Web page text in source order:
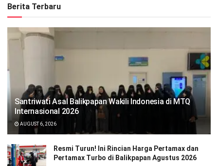
Berita Terbaru
Santriwati Asal Balikpapan Wakili Indonesia di MTQ
Internasional 2026
AUGUST 6, 2026
Resmi Turun! Ini Rincian Harga Pertamax dan
Pertamax Turbo di Balikpapan Agustus 2026